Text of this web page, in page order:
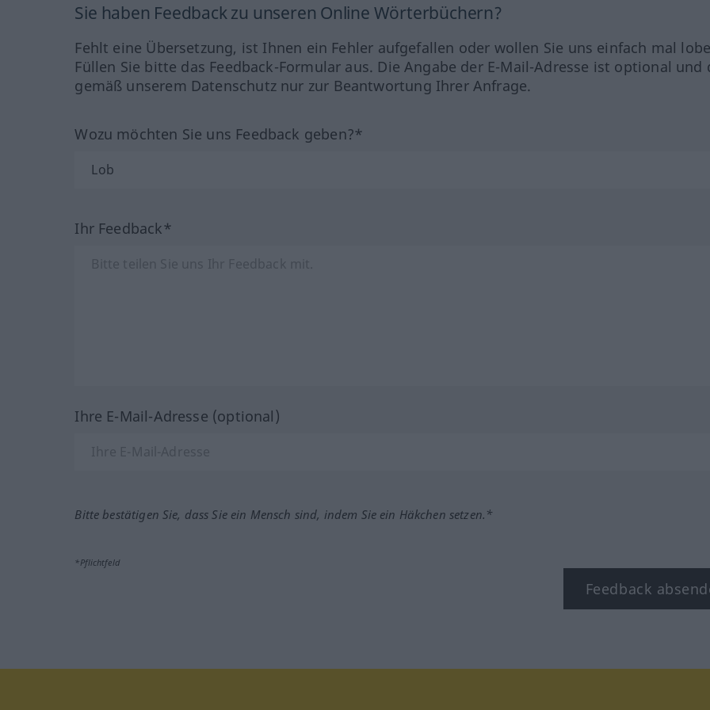
Sie haben Feedback zu unseren Online Wörterbüchern?
Fehlt eine Übersetzung, ist Ihnen ein Fehler aufgefallen oder wollen Sie uns einfach mal
Füllen Sie bitte das Feedback-Formular aus. Die Angabe der E-Mail-Adresse ist optional und
gemäß unserem Datenschutz nur zur Beantwortung Ihrer Anfrage.
Wozu möchten Sie uns Feedback geben?*
Ihr Feedback*
Ihre E-Mail-Adresse (optional)
Bitte bestätigen Sie, dass Sie ein Mensch sind, indem Sie ein Häkchen setzen.*
*Pflichtfeld
Feedback